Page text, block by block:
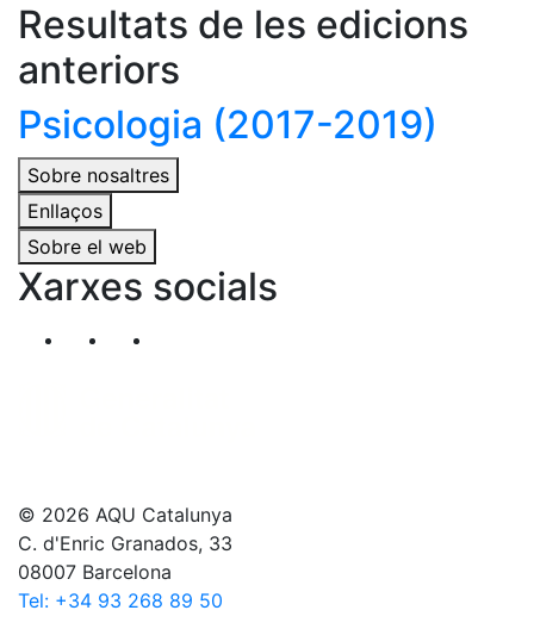
Resultats de les edicions
anteriors
Psicologia (2017-2019)
Sobre nosaltres
Enllaços
Sobre el web
Xarxes socials
Segueix-nos al nostre canal de Twitter
© 2026 AQU Catalunya
C. d'Enric Granados, 33
08007 Barcelona
Tel: +34 93 268 89 50